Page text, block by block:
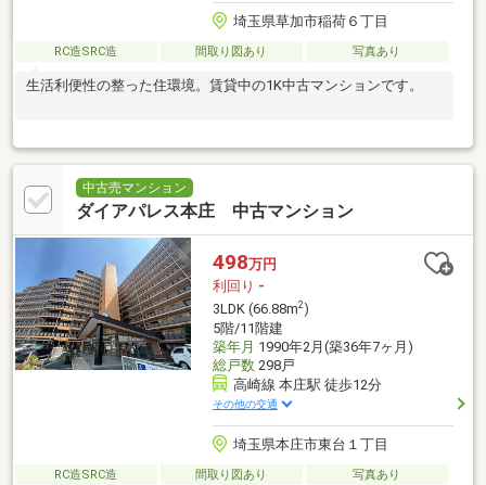
埼玉県草加市稲荷６丁目
RC造SRC造 間取り図あり 写真あり
生活利便性の整った住環境。賃貸中の1K中古マンションです。
中古売マンション
ダイアパレス本庄 中古マンション
498万円
利回り -
3LDK (66.88m2)
5階/11階建
築年月 1990年2月(築36年7ヶ月)
総戸数298戸
高崎線 本庄駅 徒歩12分
その他の交通
埼玉県本庄市東台１丁目
RC造SRC造 間取り図あり 写真あり